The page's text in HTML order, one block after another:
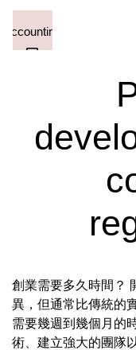
創業需要多久時間？
異，但通常比傳統的
需要幾週到幾個月的
術、建立強大的團隊